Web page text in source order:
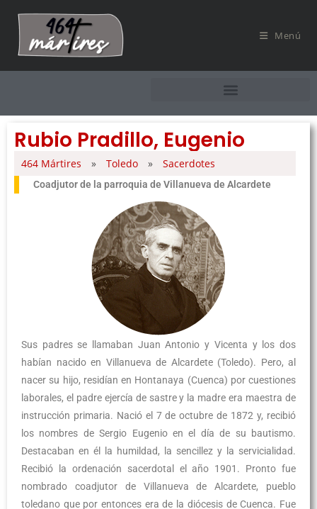
Menú
Rubio Pradillo, Eugenio
464 Mártires » Toledo » Sacerdotes
Coadjutor de la parroquia de Villanueva de Alcardete
Sus padres se llamaban Juan Antonio y Vicenta y los dos
habían nacido en Villanueva de Alcardete (Toledo). Pero, al
nacer su hijo, residían en Hontanaya (Cuenca) por cuestiones
laborales, el padre ejercía de sastre y la madre era maestra de
instrucción primaria. Nació el 7 de octubre de 1872 y, recibió
los nombres de Sergio Eugenio en el día de su bautismo.
Destacaban en él la humildad, la sencillez y la servicialidad.
Recibió la ordenación sacerdotal el año 1901. Pronto fue
nombrado coadjutor de Villanueva de Alcardete, pueblo
toledano que por entonces era de la diócesis de Cuenca. Fue